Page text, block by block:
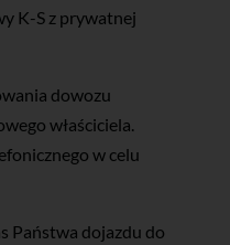
K-S z prywatnej
dowozu
właściciela.
w celu
Państwa dojazdu do